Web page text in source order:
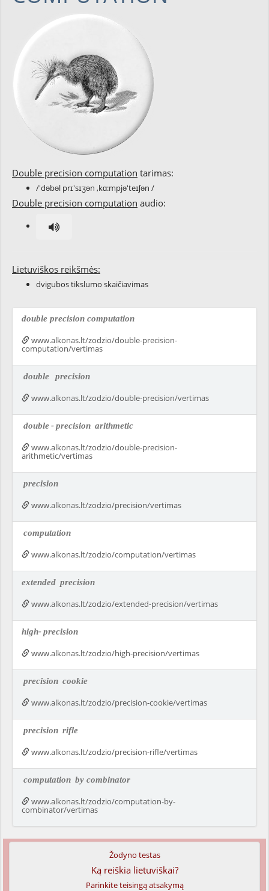
Double precision computation tarimas:
/'dəbəl prɪ'sɪʒən ,kɑ:mpjə'teɪʃən /
Double precision computation audio:
Lietuviškos reikšmės:
dvigubos tikslumo skaičiavimas
double precision computation
www.alkonas.lt/zodzio/double-precision-
computation/vertimas
double precision
www.alkonas.lt/zodzio/double-precision/vertimas
double-precision arithmetic
www.alkonas.lt/zodzio/double-precision-
arithmetic/vertimas
precision
www.alkonas.lt/zodzio/precision/vertimas
computation
www.alkonas.lt/zodzio/computation/vertimas
extended precision
www.alkonas.lt/zodzio/extended-precision/vertimas
high-precision
www.alkonas.lt/zodzio/high-precision/vertimas
precision cookie
www.alkonas.lt/zodzio/precision-cookie/vertimas
precision rifle
www.alkonas.lt/zodzio/precision-rifle/vertimas
computation by combinator
www.alkonas.lt/zodzio/computation-by-
combinator/vertimas
Žodyno testas
Ką reiškia lietuviškai?
Parinkite teisingą atsakymą